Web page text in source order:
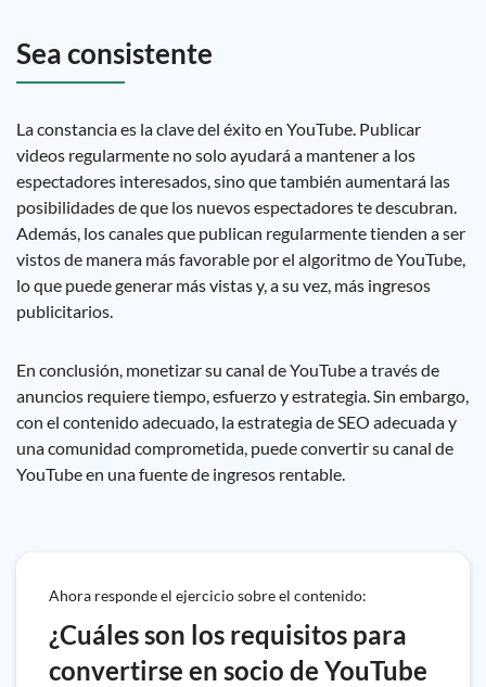
Sea consistente
La constancia es la clave del éxito en YouTube. Publicar
videos regularmente no solo ayudará a mantener a los
espectadores interesados, sino que también aumentará las
posibilidades de que los nuevos espectadores te descubran.
Además, los canales que publican regularmente tienden a ser
vistos de manera más favorable por el algoritmo de YouTube,
lo que puede generar más vistas y, a su vez, más ingresos
publicitarios.
En conclusión, monetizar su canal de YouTube a través de
anuncios requiere tiempo, esfuerzo y estrategia. Sin embargo,
con el contenido adecuado, la estrategia de SEO adecuada y
una comunidad comprometida, puede convertir su canal de
YouTube en una fuente de ingresos rentable.
Ahora responde el ejercicio sobre el contenido:
¿Cuáles son los requisitos para
convertirse en socio de YouTube